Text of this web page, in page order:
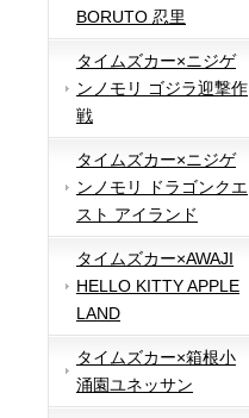
BORUTO 忍里
タイムズカー×ニジゲ
ンノモリ ゴジラ迎撃作
戦
タイムズカー×ニジゲ
ンノモリ ドラゴンクエ
スト アイランド
タイムズカー×AWAJI
HELLO KITTY APPLE
LAND
タイムズカー×箱根小
涌園ユネッサン